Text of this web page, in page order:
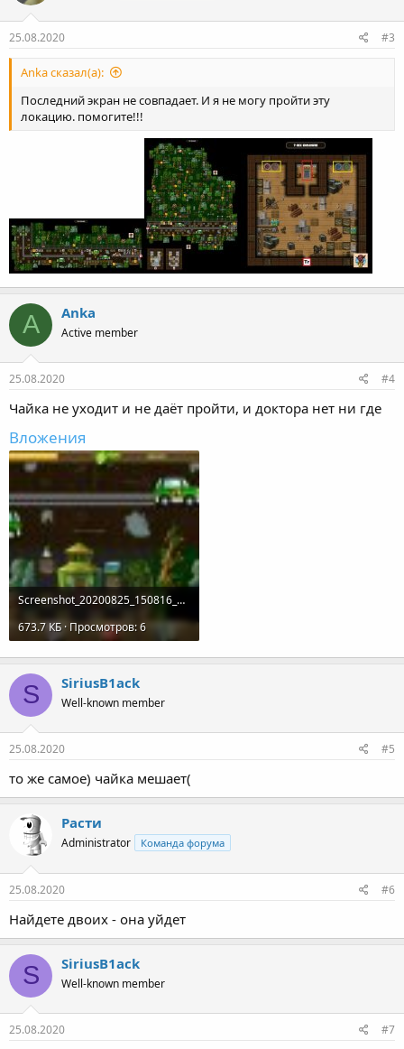
25.08.2020 #3
Anka сказал(а):
Последний экран не совпадает. И я не могу пройти эту
локацию. помогите!!!
A Anka
Active member
25.08.2020 #4
Чайка не уходит и не даёт пройти, и доктора нет ни где
Вложения
Screenshot_20200825_150816_air.com.pixelfederation.diggy.jpg
673.7 КБ · Просмотров: 6
S SiriusB1ack
Well-known member
25.08.2020 #5
то же самое) чайка мешает(
Расти
Administrator Команда форума
25.08.2020 #6
Найдете двоих - она уйдет
S SiriusB1ack
Well-known member
25.08.2020 #7